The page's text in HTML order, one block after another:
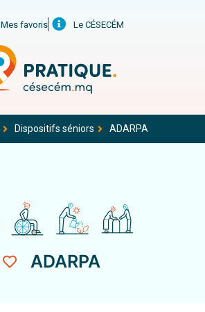
Mes favoris Le CÉSECÉM
Dispositifs séniors ADARPA
ADARPA